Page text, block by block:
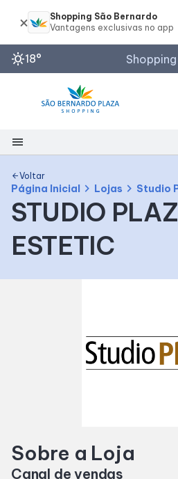
sunny18°
Horários de Funcionamento
Espaço Família e SAC
menu
Shopping
Mapa Interno
Facilidades
Eventos
arrow_backVoltar
Página Inicial chevron_right Lojas chevron_right Studio
STUDIO
ESTETIC
Sobre a Loja
Canal de vendas
Shopping São Bernardo